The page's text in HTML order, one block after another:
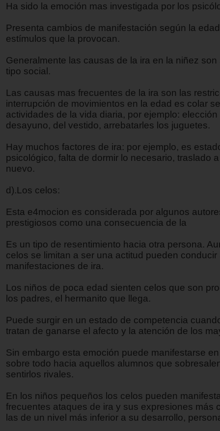
Ha sido la emoción mas investigada por los
Presenta cambios de manifestación según la
estímulos que la provocan.
Generalmente las causas de la ira en la niñez
tipo social.
Las causas mas frecuentes de la ira son las
interrupción de movimientos en la edad es colar
actividades de la vida diaria, por ejemplo: elección
desayuno, del vestido, arrebatarles los juguetes.
Hay muchos factores de ira: por ejemplo, es
psicológico, falta de dormir lo necesario, traslado
nuevo.
d).Los celos:
Esta e4mocion es considerada por algunos
prestigiosos como una consecuencia de la
Es un tipo de resentimiento hacia otra persona.
celos se limitan a ser una actitud pueden conducir
manifestaciones de ira.
Los niños de poca edad sienten celos que son
los padres, el hermanito que llega.
Puede surgir en un estado de competencia
tratan de ganarse el afecto y la atención de los
Sin embargo esta emoción puede manifestarse
sobre todo hacia aquellos alumnos que
sentirlos rivales.
En los niños pequeños los celos pueden
frecuentes ataques de ira y sus expresiones más
las de un nivel más inferior a su desarrollo,